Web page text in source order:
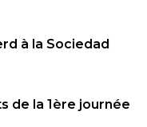
à la Sociedad
de la 1ère journée